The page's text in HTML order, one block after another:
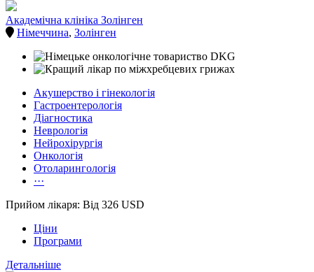
Академічна клініка Золінген
Німеччина, Золінген
Акушерство і гінекологія
Гастроентерологія
Діагностика
Неврологія
Нейрохірургія
Онкологія
Отоларингологія
···
Прийом лікаря: Від 326 USD
Ціни
Програми
Детальніше